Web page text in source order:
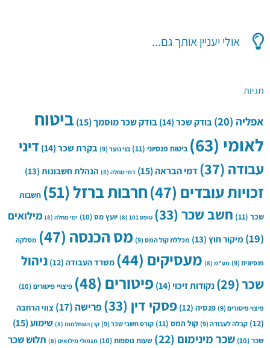
אולי יעניין אותך גם...
תגיות
אפליה(20) בודק שכר(14) בודק שכר מוסמך(15)
ביטוח
לאומי(63) ביטוח פנסיוני(11) בני נוער(9) בקרת שכר(14)
דיני
עבודה(37) דמי הבראה(15) דמי מחלה(8) הנהלת חשבונות(13)
זכויות עובדים(47) חרבות ברזל(51)
חשבות
שכר(11) חשב שכר(33) טופס 101 (8) יועץ מס(10) ימי מחלה(8)
מילואים
מיקור חוץ(13) מכללת קול המס(9) מס הכנסה(47) מסלקה
פנסיונית(9) מע"מ(8) מעסיקים(44) משרד העבודה(12)
ניהול
שכר(29) נקודות זיכוי(14) פיטורים(48) פיצויי פיטורים(10)
פיצוי פיטורים(9) פנסיה(12) פסקי דין(33) פרישה(17)
צווי הרחבה
קבלה לעבודה(9) קול המס(11) קורס חשבי שכר(9) קרן השתלמות(8) שימוע(15)
שכר(10) שכר מינימום(22) שעות נוספות(10) תגמולי מילואים(8)
תלוש שכר